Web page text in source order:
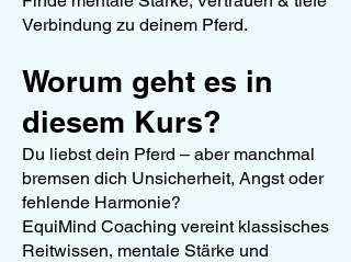
Verbindung zu deinem Pferd.
Worum geht es in
diesem Kurs?
Du liebst dein Pferd – aber manchmal
bremsen dich Unsicherheit, Angst oder
fehlende Harmonie?
EquiMind Coaching vereint klassisches
Reitwissen, mentale Stärke und